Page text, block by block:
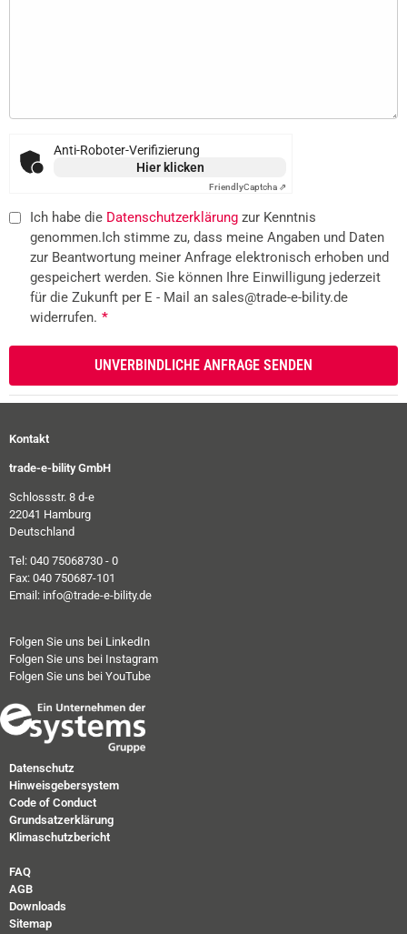
Anti-Roboter-Verifizierung
Hier klicken
FriendlyCaptcha ⇗
Ich habe die Datenschutzerklärung zur Kenntnis
genommen.Ich stimme zu, dass meine Angaben und Daten
zur Beantwortung meiner Anfrage elektronisch erhoben und
gespeichert werden. Sie können Ihre Einwilligung jederzeit
für die Zukunft per E - Mail an sales@trade-e-bility.de
widerrufen. *
Kontakt
trade-e-bility GmbH
Schlossstr. 8 d-e
22041 Hamburg
Deutschland
Tel: 040 75068730 - 0
Fax: 040 750687-101
Email: info@trade-e-bility.de
Folgen Sie uns bei LinkedIn
Folgen Sie uns bei Instagram
Folgen Sie uns bei YouTube
Datenschutz
Hinweisgebersystem
Code of Conduct
Grundsatzerklärung
Klimaschutzbericht
FAQ
AGB
Downloads
Sitemap